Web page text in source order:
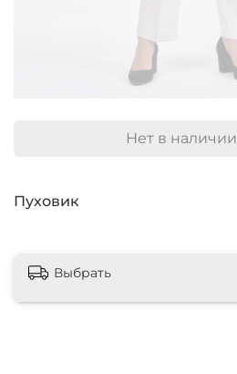
Пуховик
Нет в наличии
Выбрать